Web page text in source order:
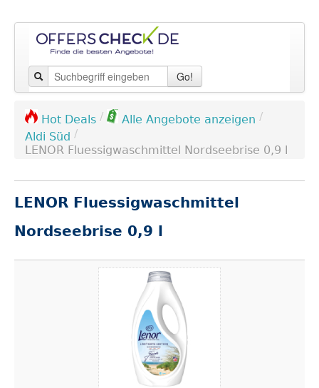
Go!
Hot Deals / Alle Angebote anzeigen /
Aldi Süd /
LENOR Fluessigwaschmittel Nordseebrise 0,9 l
LENOR Fluessigwaschmittel
Nordseebrise 0,9 l